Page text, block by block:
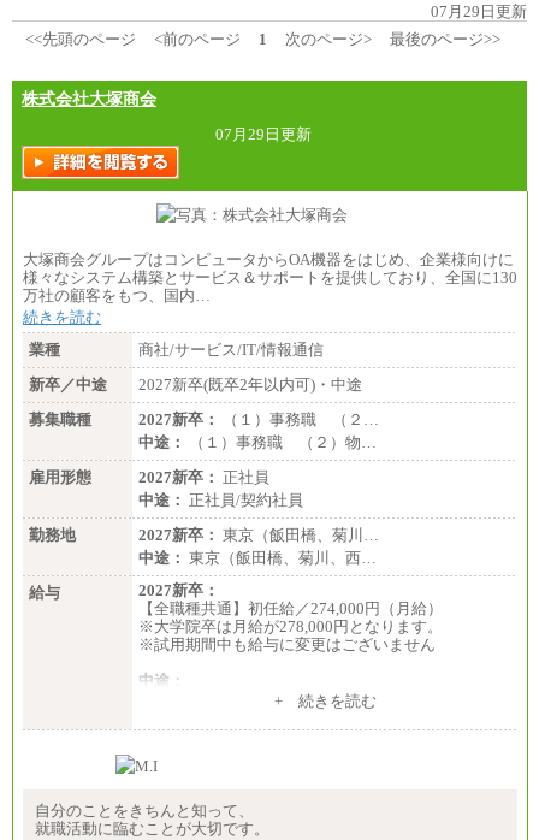
07月29日更新
<<先頭のページ
<前のページ 1 次のページ> 最後のページ>>
株式会社大塚商会
07月29日更新
大塚商会グループはコンピュータからOA機器をはじめ、企業様向けに
様々なシステム構築とサービス＆サポートを提供しており、全国に130
万社の顧客をもつ、国内…
続きを読む
業種
商社/サービス/IT/情報通信
新卒／中途
2027新卒(既卒2年以内可)・中途
募集職種
2027新卒：
（１）事務職 （２…
中途：
（１）事務職 （２）物…
雇用形態
2027新卒： 正社員
中途： 正社員/契約社員
勤務地
2027新卒： 東京（飯田橋、菊川…
中途： 東京（飯田橋、菊川、西…
給与
2027新卒：
【全職種共通】初任給／274,000円（月給）
※大学院卒は月給が278,000円となります。
※試用期間中も給与に変更はございません
中途：
（１）～（４）274,000円（月給）～
※経験・年齢などを考慮のうえ、当社規程により優
※業務内容・勤務形態に応じて、上記給与の範囲内
※試用期間中も給与に変更はございません
+ 続きを読む
自分のことをきちんと知って、
就職活動に臨むことが大切です。